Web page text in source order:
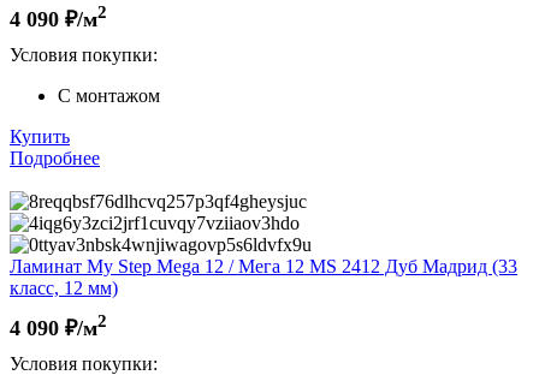
4 090 ₽/м2
Условия покупки:
С монтажом
Купить
Подробнее
Ламинат My Step Mega 12 / Мега 12 MS 2412 Дуб Мадрид (33
класс, 12 мм)
4 090 ₽/м2
Условия покупки: